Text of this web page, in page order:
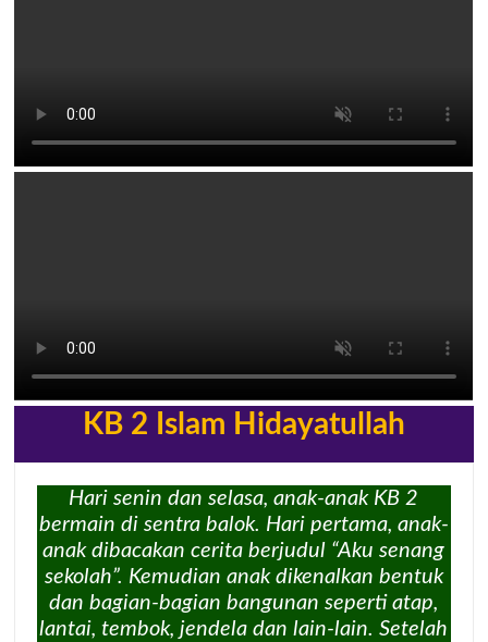
KB 2 Islam Hidayatullah
Hari senin dan selasa, anak-anak KB 2
bermain di sentra balok. Hari pertama, anak-
anak dibacakan cerita berjudul “Aku senang
sekolah”. Kemudian anak dikenalkan bentuk
dan bagian-bagian bangunan seperti atap,
lantai, tembok, jendela dan lain-lain. Setelah